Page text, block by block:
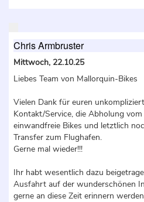
Chris Armbruster
Mittwoch, 22.10.25
Liebes Team von Mallorquin-Bikes
Vielen Dank für euren
Kontakt/Service, die Abholung
einwandfreie Bikes und letztlich
Transfer zum Flughafen.
Gerne mal wieder!!!
Ihr habt wesentlich dazu
Ausfahrt auf der wunderschönen
gerne an diese Zeit erinnern